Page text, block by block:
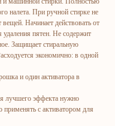
налета. При ручной стирке не
Начинает действовать от
пятен. Не содержит
Защищает стиральную
экономично: в одной
и один активатора в
лучшего эффекта нужно
с активатором для